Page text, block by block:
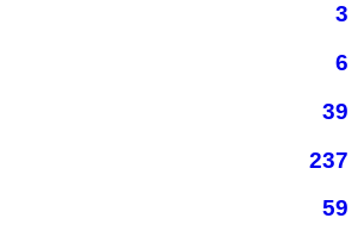
3
6
39
237
59